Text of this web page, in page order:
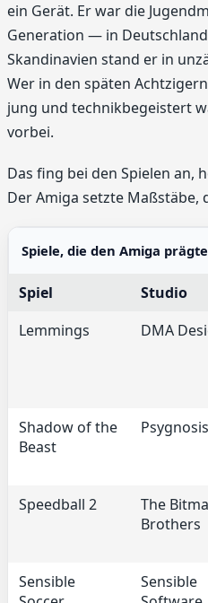
ein Gerät. Er war die
Generation — in
Skandinavien stand er in
Wer in den späten
jung und technikbegeistert
vorbei.
Das fing bei den Spielen an,
Der Amiga setzte
Spiele, die den Amiga
Spiel Studio
Lemmings
DMA
Shadow of the
Beast
Psygnosis
Speedball 2
The
Brothers
Sensible
Sensible